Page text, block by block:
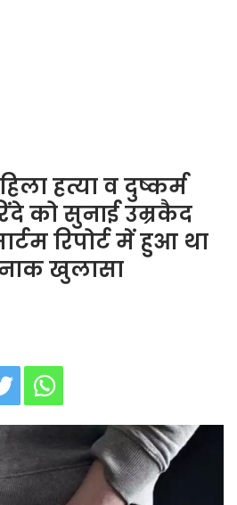
हत्या व दुष्कर्म
को सुनाई उम्रकैद
रिपोर्ट में हुआ था
खुलासा